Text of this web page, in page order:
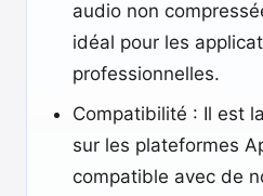
audio non
idéal pour les
professionnelles.
Compatibilité : Il est
sur les plateformes
compatible avec de